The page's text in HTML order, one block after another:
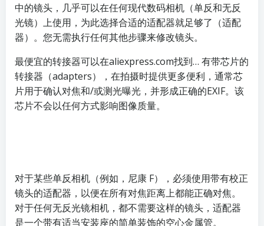
中的镜头，几乎可以在任何现代数码相机（单反和无反
光镜）上使用，为此选择合适的适配器就足够了（适配
器）。您无需执行任何其他步骤来修改镜头。
最便宜的转接器可以在aliexpress.com找到… 有带芯片的
转接器（adapters），在拍摄时提供更多便利，通常芯
片用于确认对焦和/或测光曝光，并形成正确的EXIF。该
芯片不会以任何方式影响图像质量。
对于某些单反相机（例如，尼康 F），必须使用带有校正
镜头的适配器，以便在所有对焦距离上都能正确对焦。
对于任何无反光镜相机，都不需要这样的镜头，适配器
是一个带有适当安装座的简单装饰的空心金属管。